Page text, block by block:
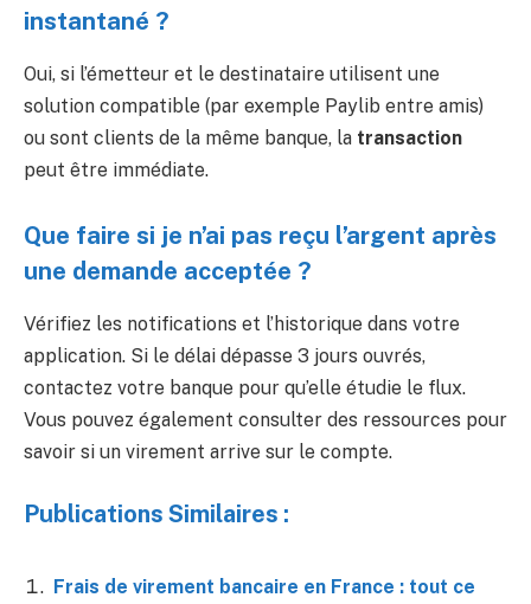
instantané ?
Oui, si l’émetteur et le destinataire utilisent une
solution compatible (par exemple Paylib entre amis)
ou sont clients de la même banque, la transaction
peut être immédiate.
Que faire si je n’ai pas reçu l’argent après
une demande acceptée ?
Vérifiez les notifications et l’historique dans votre
application. Si le délai dépasse 3 jours ouvrés,
contactez votre banque pour qu’elle étudie le flux.
Vous pouvez également consulter des ressources pour
savoir si un virement arrive sur le compte.
Publications Similaires :
Frais de virement bancaire en France : tout ce